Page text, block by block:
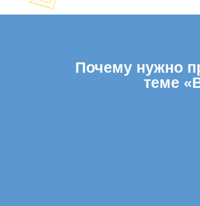
Почему нужно
теме